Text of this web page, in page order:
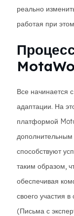
реально
работая при
Все начинается
адаптации. На
платформой
дополнительным
способствуют
таким образом,
обеспечивая
своего участия
(Письма с